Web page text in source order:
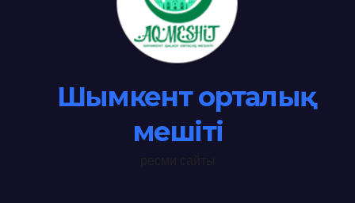
Шымкент орталық
мешіті